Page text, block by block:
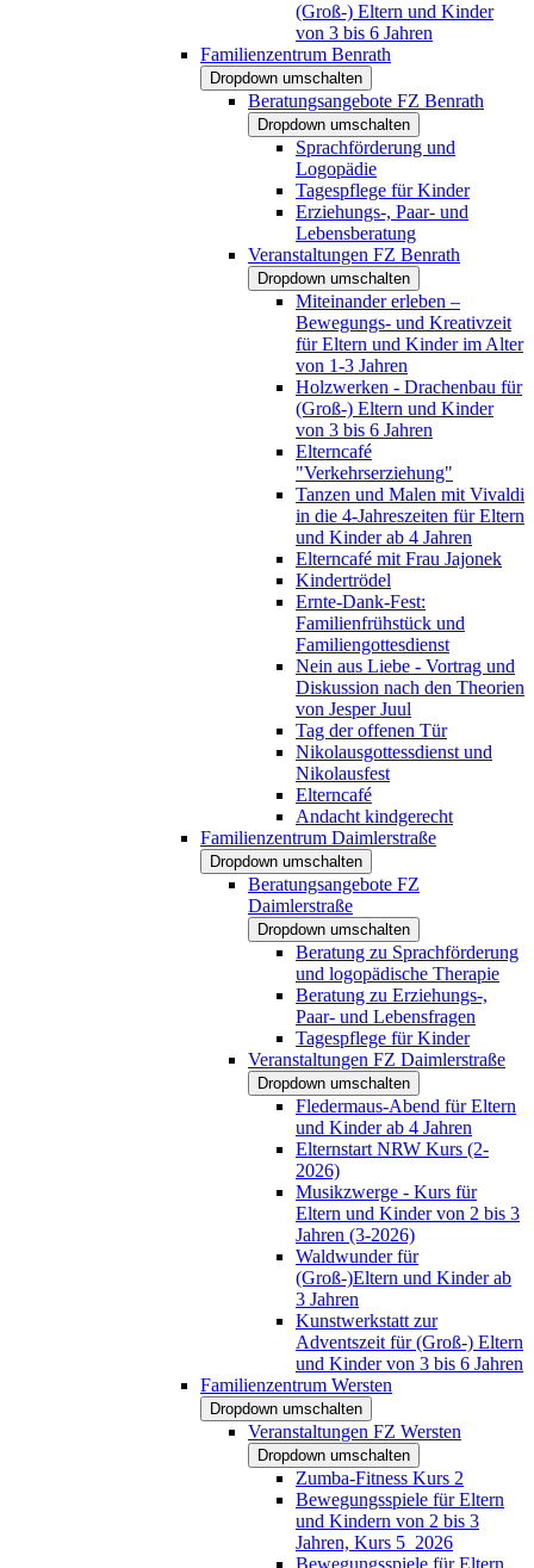
(Groß-) Eltern und Kinder
von 3 bis 6 Jahren
Familienzentrum Benrath
Dropdown umschalten
Beratungsangebote FZ Benrath
Dropdown umschalten
Sprachförderung und
Logopädie
Tagespflege für Kinder
Erziehungs-, Paar- und
Lebensberatung
Veranstaltungen FZ Benrath
Dropdown umschalten
Miteinander erleben –
Bewegungs- und Kreativzeit
für Eltern und Kinder im Alter
von 1-3 Jahren
Holzwerken - Drachenbau für
(Groß-) Eltern und Kinder
von 3 bis 6 Jahren
Elterncafé
"Verkehrserziehung"
Tanzen und Malen mit Vivaldi
in die 4-Jahreszeiten für Eltern
und Kinder ab 4 Jahren
Elterncafé mit Frau Jajonek
Kindertrödel
Ernte-Dank-Fest:
Familienfrühstück und
Familiengottesdienst
Nein aus Liebe - Vortrag und
Diskussion nach den Theorien
von Jesper Juul
Tag der offenen Tür
Nikolausgottessdienst und
Nikolausfest
Elterncafé
Andacht kindgerecht
Familienzentrum Daimlerstraße
Dropdown umschalten
Beratungsangebote FZ
Daimlerstraße
Dropdown umschalten
Beratung zu Sprachförderung
und logopädische Therapie
Beratung zu Erziehungs-,
Paar- und Lebensfragen
Tagespflege für Kinder
Veranstaltungen FZ Daimlerstraße
Dropdown umschalten
Fledermaus-Abend für Eltern
und Kinder ab 4 Jahren
Elternstart NRW Kurs (2-
2026)
Musikzwerge - Kurs für
Eltern und Kinder von 2 bis 3
Jahren (3-2026)
Waldwunder für
(Groß-)Eltern und Kinder ab
3 Jahren
Kunstwerkstatt zur
Adventszeit für (Groß-) Eltern
und Kinder von 3 bis 6 Jahren
Familienzentrum Wersten
Dropdown umschalten
Veranstaltungen FZ Wersten
Dropdown umschalten
Zumba-Fitness Kurs 2
Bewegungsspiele für Eltern
und Kindern von 2 bis 3
Jahren, Kurs 5_2026
Bewegungsspiele für Eltern